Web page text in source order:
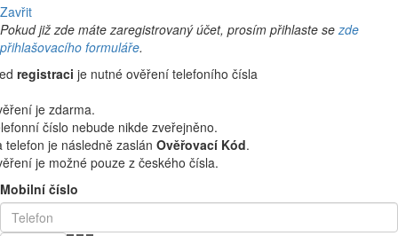
Zavřit
Pokud již zde máte zaregistrovaný účet, prosím přihlaste se zde
přihlašovacího formuláře.
registraci je nutné ověření telefoního čísla
je zdarma.
číslo nebude nikde zveřejněno.
telefon je následně zaslán Ověřovací Kód.
je možné pouze z českého čísla.
Mobilní číslo